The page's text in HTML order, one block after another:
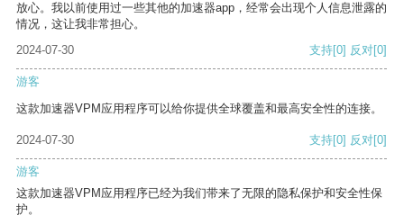
放心。我以前使用过一些其他的加速器app，经常会出现个人信息泄露的
情况，这让我非常担心。
2024-07-30
支持[0] 反对[0]
游客
这款加速器VPM应用程序可以给你提供全球覆盖和最高安全性的连接。
2024-07-30 支持[0] 反对[0]
游客
这款加速器VPM应用程序已经为我们带来了无限的隐私保护和安全性保
护。